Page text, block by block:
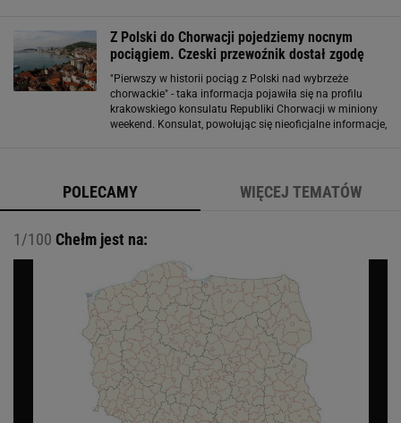
Z Polski do Chorwacji pojedziemy nocnym
pociągiem. Czeski przewoźnik dostał zgodę
"Pierwszy w historii pociąg z Polski nad wybrzeże
chorwackie" - taka informacja pojawiła się na profilu
krakowskiego konsulatu Republiki Chorwacji w miniony
weekend. Konsulat, powołując się nieoficjalne informacje,
POLECAMY WIĘCEJ TEMATÓW
1/100 Chełm jest na: